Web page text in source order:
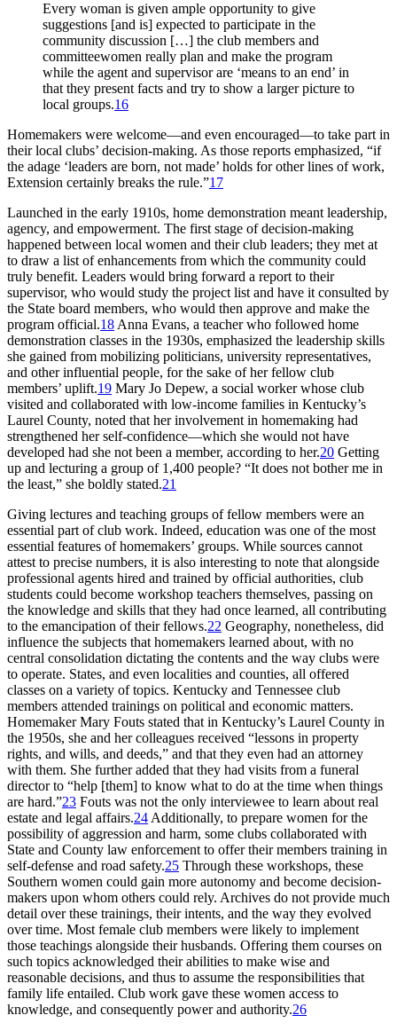
Every woman is given ample opportunity to give
suggestions [and is] expected to participate in the
community discussion […] the club members and
committeewomen really plan and make the program
while the agent and supervisor are ‘means to an end’ in
that they present facts and try to show a larger picture to
local groups.16
Homemakers were welcome—and even encouraged—to take part in
their local clubs’ decision-making. As those reports emphasized, “if
the adage ‘leaders are born, not made’ holds for other lines of work,
Extension certainly breaks the rule.”17
Launched in the early 1910s, home demonstration meant leadership,
agency, and empowerment. The first stage of decision-making
happened between local women and their club leaders; they met at
to draw a list of enhancements from which the community could
truly benefit. Leaders would bring forward a report to their
supervisor, who would study the project list and have it consulted by
the State board members, who would then approve and make the
program official.18 Anna Evans, a teacher who followed home
demonstration classes in the 1930s, emphasized the leadership skills
she gained from mobilizing politicians, university representatives,
and other influential people, for the sake of her fellow club
members’ uplift.19 Mary Jo Depew, a social worker whose club
visited and collaborated with low-income families in Kentucky’s
Laurel County, noted that her involvement in homemaking had
strengthened her self-confidence—which she would not have
developed had she not been a member, according to her.20 Getting
up and lecturing a group of 1,400 people? “It does not bother me in
the least,” she boldly stated.21
Giving lectures and teaching groups of fellow members were an
essential part of club work. Indeed, education was one of the most
essential features of homemakers’ groups. While sources cannot
attest to precise numbers, it is also interesting to note that alongside
professional agents hired and trained by official authorities, club
students could become workshop teachers themselves, passing on
the knowledge and skills that they had once learned, all contributing
to the emancipation of their fellows.22 Geography, nonetheless, did
influence the subjects that homemakers learned about, with no
central consolidation dictating the contents and the way clubs were
to operate. States, and even localities and counties, all offered
classes on a variety of topics. Kentucky and Tennessee club
members attended trainings on political and economic matters.
Homemaker Mary Fouts stated that in Kentucky’s Laurel County in
the 1950s, she and her colleagues received “lessons in property
rights, and wills, and deeds,” and that they even had an attorney
with them. She further added that they had visits from a funeral
director to “help [them] to know what to do at the time when things
are hard.”23 Fouts was not the only interviewee to learn about real
estate and legal affairs.24 Additionally, to prepare women for the
possibility of aggression and harm, some clubs collaborated with
State and County law enforcement to offer their members training in
self-defense and road safety.25 Through these workshops, these
Southern women could gain more autonomy and become decision-
makers upon whom others could rely. Archives do not provide much
detail over these trainings, their intents, and the way they evolved
over time. Most female club members were likely to implement
those teachings alongside their husbands. Offering them courses on
such topics acknowledged their abilities to make wise and
reasonable decisions, and thus to assume the responsibilities that
family life entailed. Club work gave these women access to
knowledge, and consequently power and authority.26